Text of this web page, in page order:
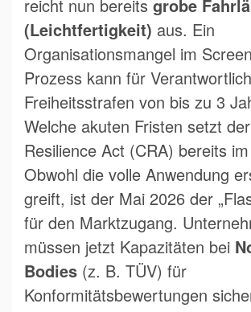
reicht nun bereits grobe
(Leichtfertigkeit) aus. Ein
Organisationsmangel im
Prozess kann für
Freiheitsstrafen von bis zu 3
Welche akuten Fristen setzt
Resilience Act (CRA) bereits
Obwohl die volle Anwendung
greift, ist der Mai 2026 der
für den Marktzugang.
müssen jetzt Kapazitäten bei
Bodies (z. B. TÜV) für
Konformitätsbewertungen